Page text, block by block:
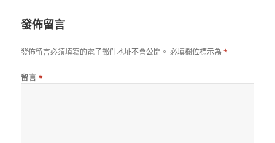
發佈留言
發佈留言必須填寫的電子郵件地址不會公開。 必填欄位標示為*
留言 *